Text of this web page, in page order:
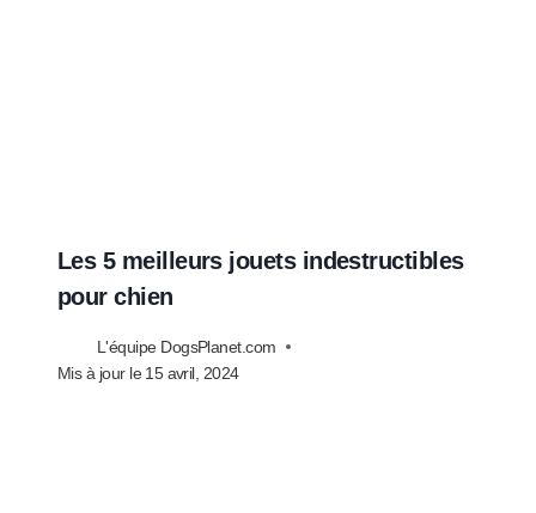
Les 5 meilleurs jouets indestructibles
pour chien
L'équipe DogsPlanet.com
Mis à jour le 15 avril, 2024